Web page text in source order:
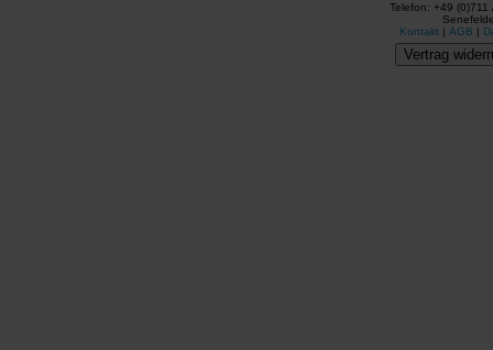
Telefon: +49
Kontakt | AGB |
Vertrag